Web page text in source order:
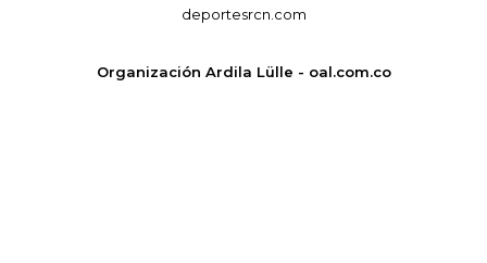
deportesrcn.com
Organización Ardila Lülle - oal.com.co